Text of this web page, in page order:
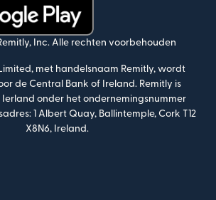
een nieuw venster)
Inc. Alle rechten voorbehouden
met handelsnaam Remitly, wordt
de Central Bank of Ireland. Remitly is
onder het ondernemingsnummer
1 Albert Quay, Ballintemple, Cork T12
X8N6, Ireland.